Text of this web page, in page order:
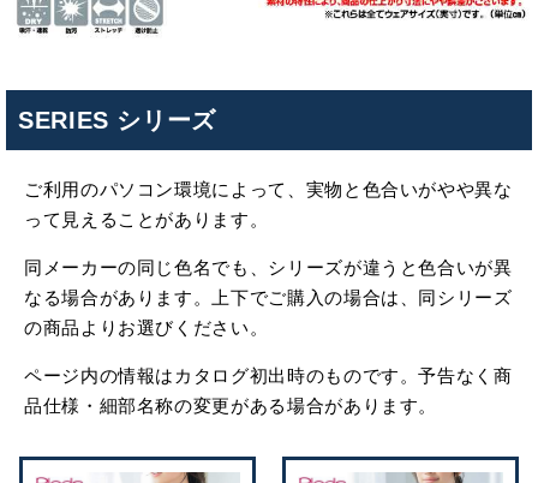
SERIES シリーズ
ご利用のパソコン環境によって、実物と色合いがやや異な
って見えることがあります。
同メーカーの同じ色名でも、シリーズが違うと色合いが異
なる場合があります。上下でご購入の場合は、同シリーズ
の商品よりお選びください。
ページ内の情報はカタログ初出時のものです。予告なく商
品仕様・細部名称の変更がある場合があります。